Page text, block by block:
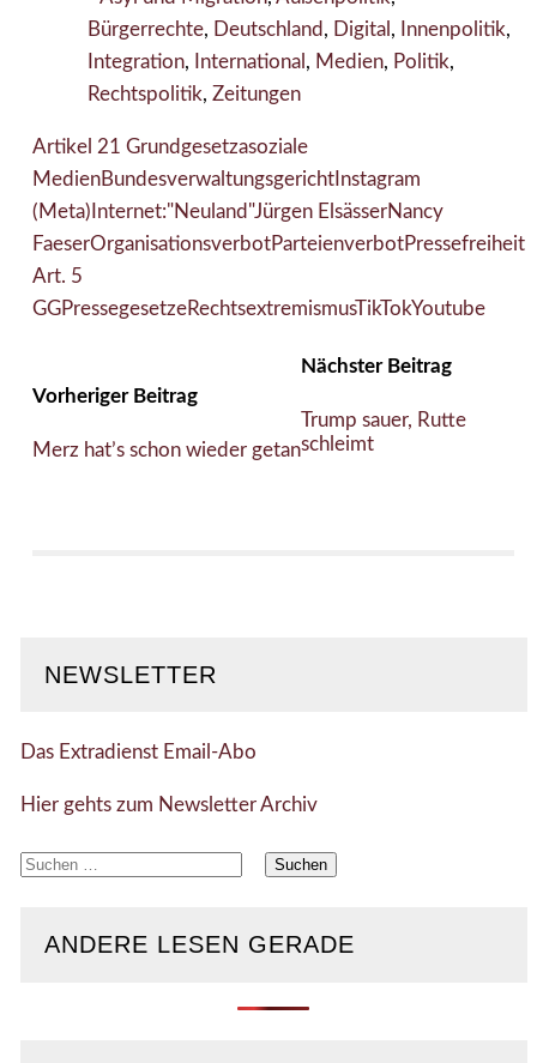
Bürgerrechte, Deutschland , Digital , Innenpolitik,
Integration, International , Medien, Politik,
Rechtspolitik, Zeitungen
Artikel 21 Grundgesetzasoziale
MedienBundesverwaltungsgerichtInstagram
(Meta) Internet:"Neuland"Jürgen ElsässerNancy
FaeserOrganisationsverbotParteienverbotPressefreiheit
Art. 5
GGPressegesetzeRechtsextremismusTikTokYoutube
Vorheriger Beitrag
Merz hat’s schon wieder getan
Nächster Beitrag
Trump sauer, Rutte
schleimt
NEWSLETTER
Das Extradienst Email-Abo
Hier gehts zum Newsletter Archiv
Suchen
ANDERE LESEN GERADE